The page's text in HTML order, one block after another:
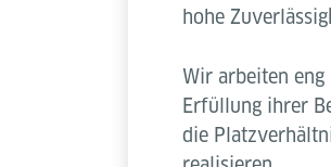
hohe
Wir arbeiten
Erfüllung ihrer
die